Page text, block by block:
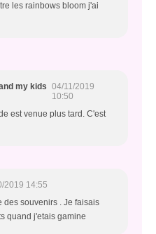
les rainbows bloom j'ai
my kids 04/11/2019
10:50
est venue plus tard. C'est
2019 14:55
des souvenirs . Je faisais
quand j'etais gamine